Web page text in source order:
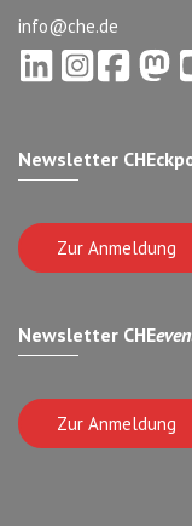
info@che.de
Newsletter
Zur Anmeldung
Newsletter CHE
Zur Anmeldung